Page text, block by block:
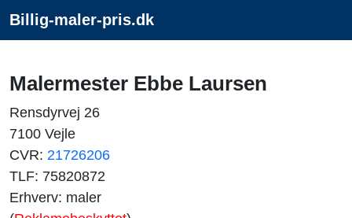
Billig-maler-pris.dk
Malermester Ebbe Laursen
Rensdyrvej 26
7100 Vejle
CVR: 21726206
TLF: 75820872
Erhverv: maler